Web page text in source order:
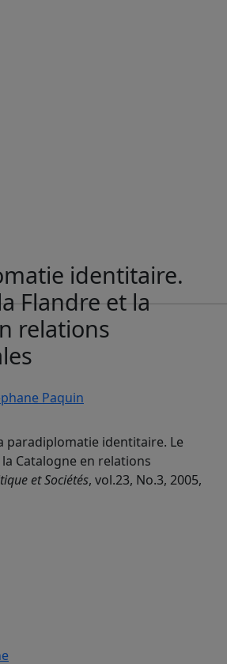
identitaire.
Flandre et la
relations
Paquin
paradiplomatie identitaire. Le
Catalogne en relations
et Sociétés, vol.23, No.3, 2005,